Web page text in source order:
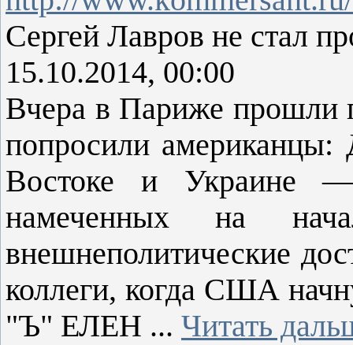
Сергей Лавров не стал
15.10.2014, 00:00
Вчера в Париже прошли
попросили
Востоке и Украине —
намеченных на
внешнеполитические
коллеги, когда США
"Ъ" ЕЛЕН ... Читать